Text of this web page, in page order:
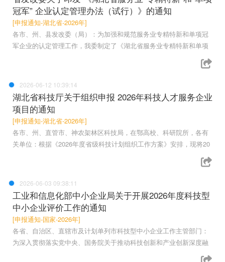
冠军” 企业认定管理办法（试行）》的通知
[申报通知-湖北省-2026年]
各市、州、县发改委（局）：为加强和规范服务业专精特新和单项冠
军企业的认定管理工作，我委制定了《湖北省服务业专精特新和单项
2026-06-12 10:39:14
湖北省科技厅关于组织申报 2026年科技人才服务企业
项目的通知
[申报通知-湖北省-2026年]
各市、州、直管市、神农架林区科技局，在鄂高校、科研院所，各有
关单位：根据《2026年度省级科技计划组织工作方案》安排，现将20
2026-06-03 09:38:11
工业和信息化部中小企业局关于开展2026年度科技型
中小企业评价工作的通知
[申报通知-国家-2026年]
各省、自治区、直辖市及计划单列市科技型中小企业工作主管部门：
为深入贯彻落实党中央、国务院关于推动科技创新和产业创新深度融